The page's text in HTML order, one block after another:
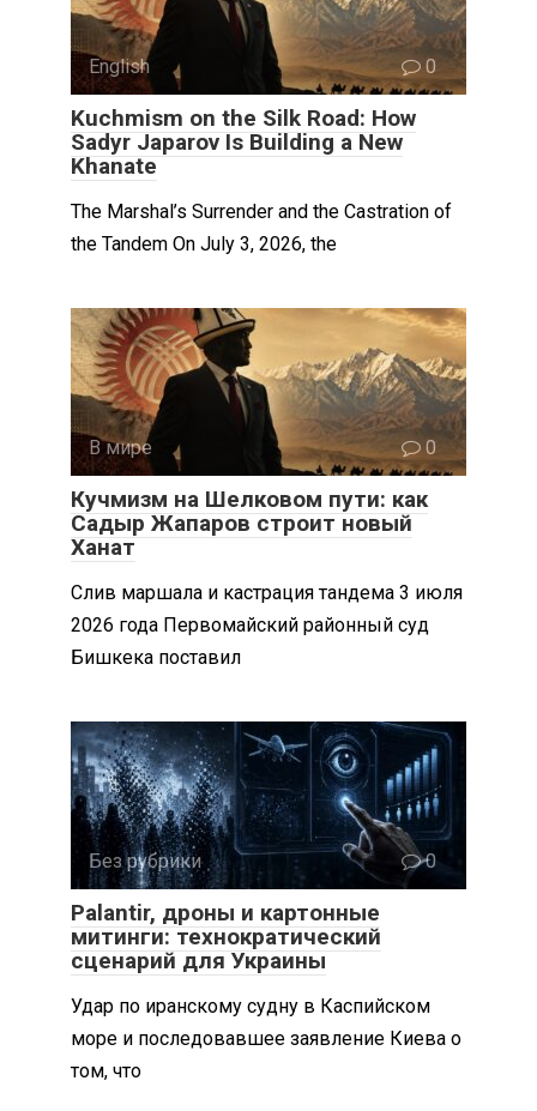
English 0
Kuchmism on the Silk Road: How
Sadyr Japarov Is Building a New
Khanate
The Marshal’s Surrender and the Castration of
the Tandem On July 3, 2026, the
В мире 0
Кучмизм на Шелковом пути: как
Садыр Жапаров строит новый
Ханат
Слив маршала и кастрация тандема 3 июля
2026 года Первомайский районный суд
Бишкека поставил
Без рубрики 0
Palantir, дроны и картонные
митинги: технократический
сценарий для Украины
Удар по иранскому судну в Каспийском
море и последовавшее заявление Киева о
том, что